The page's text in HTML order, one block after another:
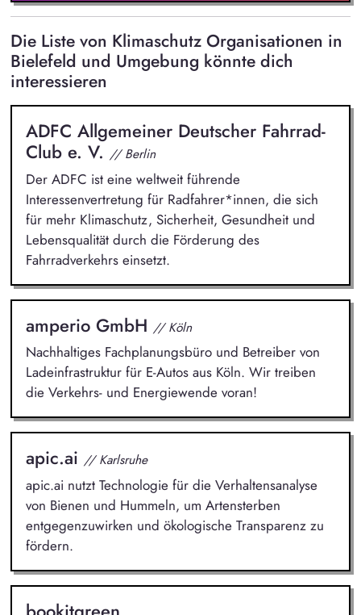
Die Liste von Klimaschutz Organisationen in
Bielefeld und Umgebung könnte dich
interessieren
ADFC Allgemeiner Deutscher Fahrrad-
Club e. V. // Berlin
Der ADFC ist eine weltweit führende
Interessenvertretung für Radfahrer*innen, die sich
für mehr Klimaschutz, Sicherheit, Gesundheit und
Lebensqualität durch die Förderung des
Fahrradverkehrs einsetzt.
amperio GmbH // Köln
Nachhaltiges Fachplanungsbüro und Betreiber von
Ladeinfrastruktur für E-Autos aus Köln. Wir treiben
die Verkehrs- und Energiewende voran!
apic.ai // Karlsruhe
apic.ai nutzt Technologie für die Verhaltensanalyse
von Bienen und Hummeln, um Artensterben
entgegenzuwirken und ökologische Transparenz zu
fördern.